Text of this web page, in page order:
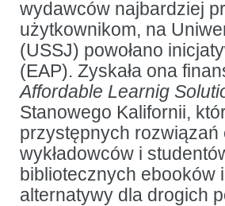
wydawców najbardziej
użytkownikom, na
(USSJ) powołano
(EAP). Zyskała ona
Affordable Learnig
Stanowego Kalifornii,
przystępnych
wykładowców i
bibliotecznych ebooków
alternatywy dla drogich